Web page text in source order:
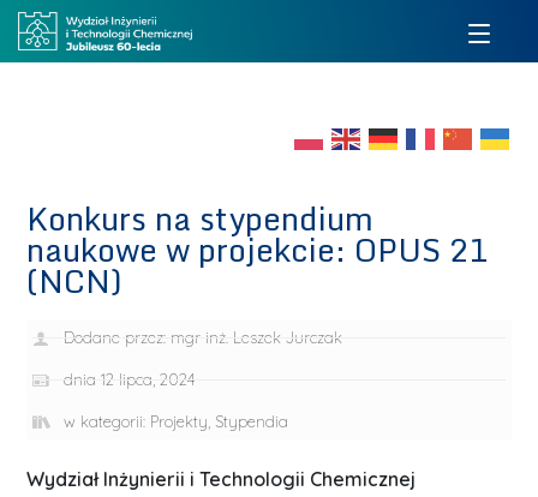
Konkurs na stypendium
naukowe w projekcie: OPUS 21
(NCN)
Dodane przez: mgr inż. Leszek Jurczak
dnia 12 lipca, 2024
w kategorii: Projekty, Stypendia
Wydział Inżynierii i Technologii Chemicznej